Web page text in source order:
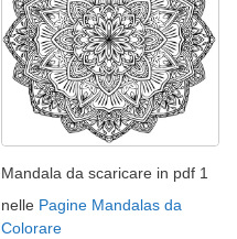
Mandala da scaricare in pdf 1
nelle Pagine Mandalas da
Colorare